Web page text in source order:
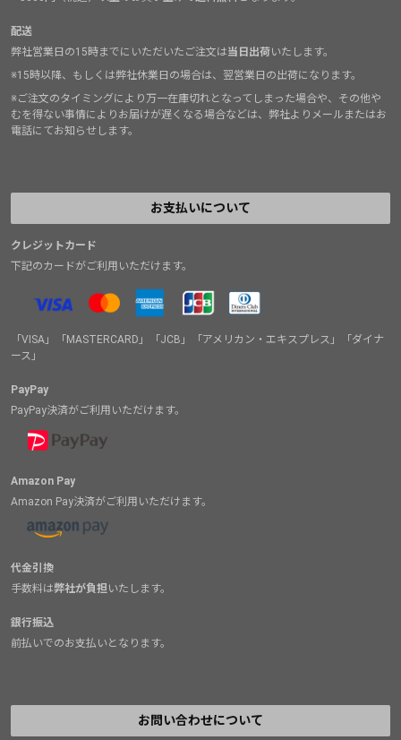
配送
弊社営業日の15時までにいただいたご注文は当日出荷いたします。
※15時以降、もしくは弊社休業日の場合は、翌営業日の出荷になります。
※ご注文のタイミングにより万一在庫切れとなってしまった場合や、その他や
むを得ない事情によりお届けが遅くなる場合などは、弊社よりメールまたはお
電話にてお知らせします。
お支払いについて
クレジットカード
下記のカードがご利用いただけます。
「VISA」「MASTERCARD」「JCB」「アメリカン・エキスプレス」「ダイナ
ース」
PayPay
PayPay決済がご利用いただけます。
Amazon Pay
Amazon Pay決済がご利用いただけます。
代金引換
手数料は弊社が負担 いたします。
銀行振込
前払いでのお支払いとなります。
お問い合わせについて